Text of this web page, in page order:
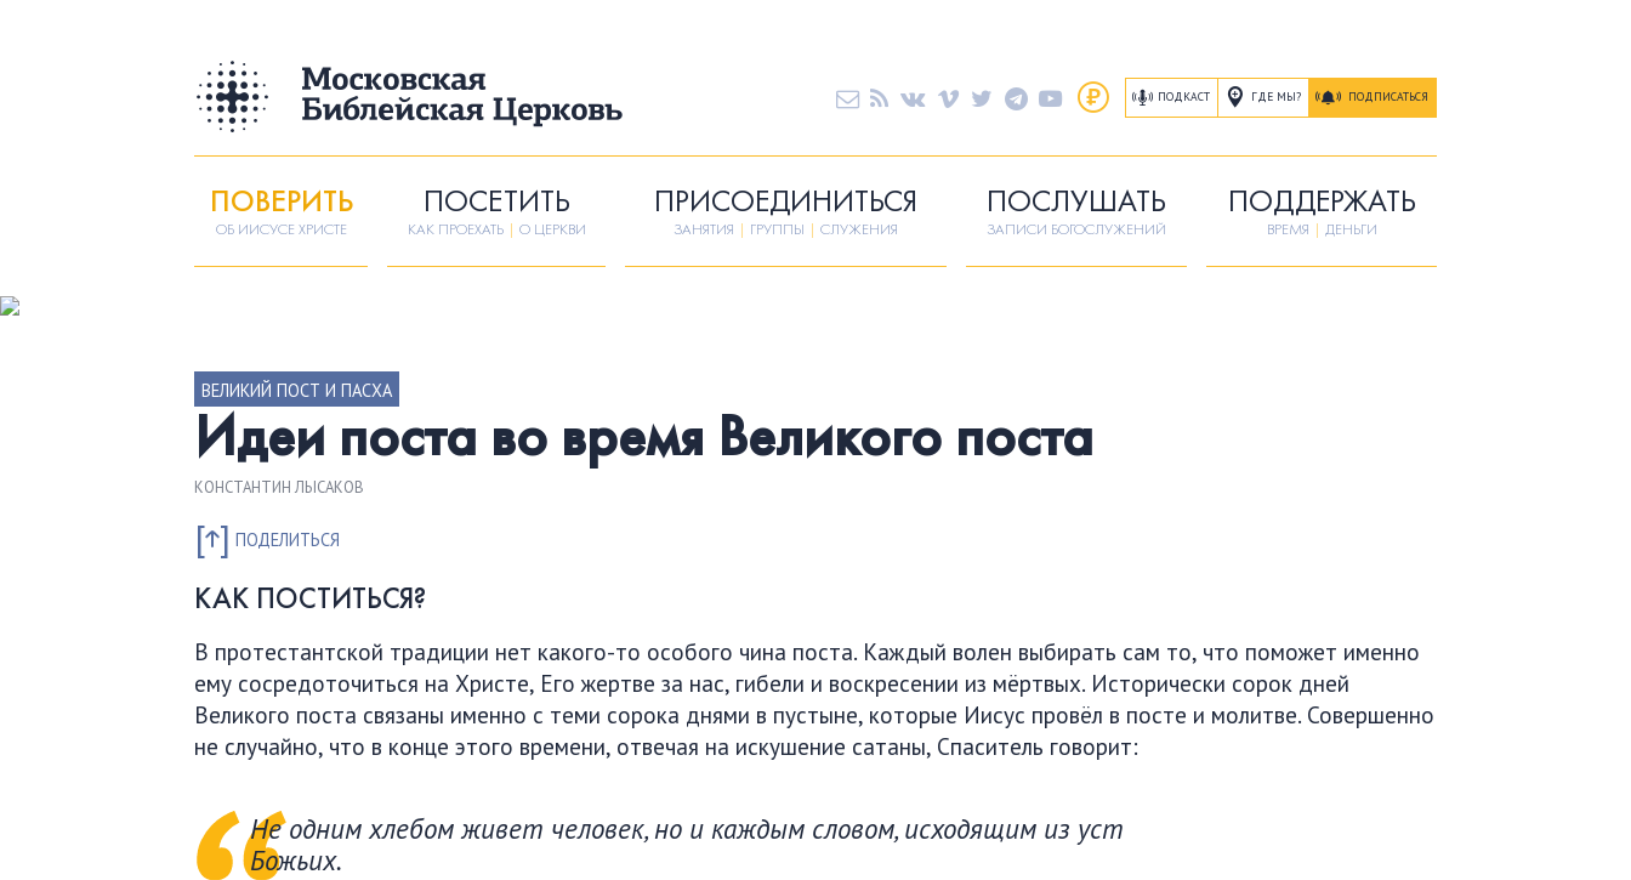
ПОДКАСТ ГДЕ МЫ? ПОДПИСАТЬСЯ
ПОВЕРИТЬ
ОБ ИИСУСЕ ХРИСТЕ
ПОСЕТИТЬ
КАК ПРОЕХАТЬ | О ЦЕРКВИ
ПРИСОЕДИНИТЬСЯ
ЗАНЯТИЯ | ГРУППЫ | СЛУЖЕНИЯ
ПОСЛУШАТЬ
ЗАПИСИ БОГОСЛУЖЕНИЙ
ПОДДЕРЖАТЬ
ВРЕМЯ | ДЕНЬГИ
ВЕЛИКИЙ ПОСТ И ПАСХА
Идеи поста во время Великого поста
КОНСТАНТИН ЛЫСАКОВ
ПОДЕЛИТЬСЯ
КАК ПОСТИТЬСЯ?
В протестантской традиции нет какого-то особого чина поста. Каждый волен выбирать сам то, что поможет именно
ему сосредоточиться на Христе, Его жертве за нас, гибели и воскресении из мёртвых. Исторически сорок дней
Великого поста связаны именно с теми сорока днями в пустыне, которые Иисус провёл в посте и молитве. Совершенно
не случайно, что в конце этого времени, отвечая на искушение сатаны, Спаситель говорит:
Не одним хлебом живет человек, но и каждым словом, исходящим из уст
Божьих.